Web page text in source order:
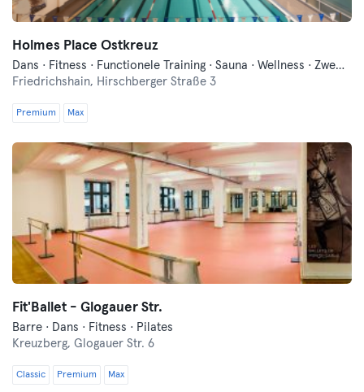
Holmes Place Ostkreuz
Dans · Fitness · Functionele Training · Sauna · Wellness · Zwemmen
Friedrichshain, Hirschberger Straße 3
Premium Max
Fit'Ballet - Glogauer Str.
Barre · Dans · Fitness · Pilates
Kreuzberg, Glogauer Str. 6
Classic Premium Max